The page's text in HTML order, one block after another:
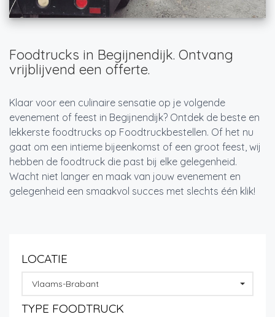
Foodtrucks in Begijnendijk. Ontvang
vrijblijvend een offerte.
Klaar voor een culinaire sensatie op je volgende
evenement of feest in Begijnendijk? Ontdek de beste en
lekkerste foodtrucks op Foodtruckbestellen. Of het nu
gaat om een intieme bijeenkomst of een groot feest, wij
hebben de foodtruck die past bij elke gelegenheid.
Wacht niet langer en maak van jouw evenement en
gelegenheid een smaakvol succes met slechts één klik!
LOCATIE
Vlaams-Brabant
TYPE FOODTRUCK